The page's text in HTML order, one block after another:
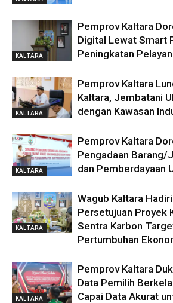
KALTARA
Pemprov Kaltara
Digital Lewat Smart
Peningkatan
KALTARA
Pemprov Kaltara
Kaltara, Jembatani
dengan Kawasan
KALTARA
Pemprov Kaltara
Pengadaan Barang/
dan Pemberdayaan
KALTARA
Wagub Kaltara
Persetujuan Proyek
Sentra Karbon
Pertumbuhan
KALTARA
Pemprov Kaltara
Data Pemilih
Capai Data Akurat